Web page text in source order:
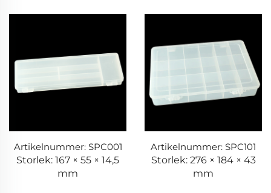
Artikelnummer: SPC001
Storlek: 167 × 55 × 14,5
mm
Artikelnummer: SPC101
Storlek: 276 × 184 × 43
mm